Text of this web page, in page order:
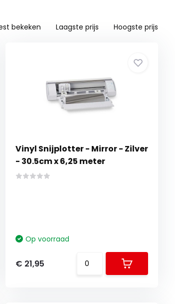
bekeken Laagste prijs Hoogste prijs
Vinyl Snijplotter - Mirror - Zilver
- 30.5cm x 6,25 meter
Op voorraad
€ 21,95